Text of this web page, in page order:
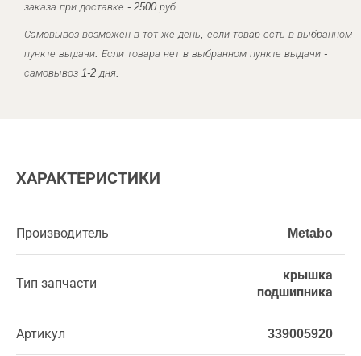
заказа при доставке - 2500 руб.
Самовывоз возможен в тот же день, если товар есть в выбранном
пункте выдачи. Если товара нет в выбранном пункте выдачи -
самовывоз 1-2 дня.
ХАРАКТЕРИСТИКИ
Производитель Metabo
Тип запчасти
крышка
подшипника
Артикул 339005920